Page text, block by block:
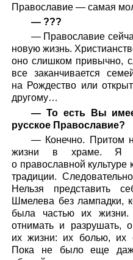
Православие — самая
— ???
— Православие
новую жизнь.
оно слишком привычно,
все заканчивается
на Рождество или
другому…
— То есть Вы
русское Православие?
— Конечно. Притом
жизни в храме. Я
о православной культуре
традиции.
Нельзя представить
Шмелева без лампадки,
была частью их
отнимать и разрушать,
их жизни: их болью, их
Пока не было еще